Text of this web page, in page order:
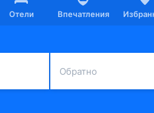
Отели Впечатления
Обратно